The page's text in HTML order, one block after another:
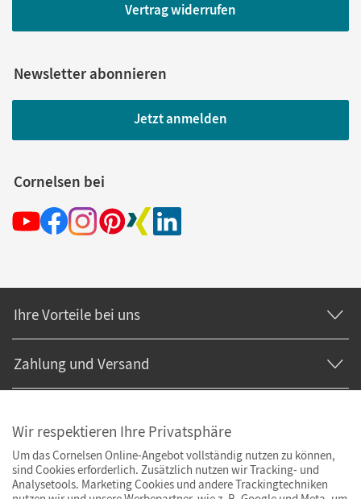
Vertrag widerrufen
Newsletter abonnieren
Jetzt anmelden
Cornelsen bei
Ihre Vorteile bei uns
Zahlung und Versand
Wir respektieren Ihre Privatsphäre
Um das Cornelsen Online-Angebot vollständig nutzen zu können,
sind Cookies erforderlich. Zusätzlich nutzen wir Tracking- und
Analysetools. Marketing Cookies und andere Trackingtechniken